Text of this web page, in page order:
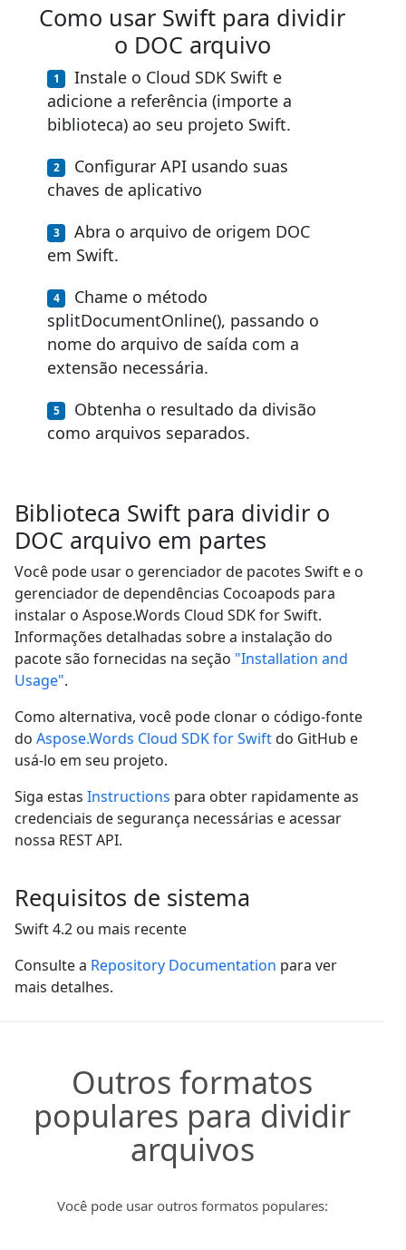
Como usar Swift para dividir
o DOC arquivo
Instale o Cloud SDK Swift e
adicione a referência (importe a
biblioteca) ao seu projeto Swift.
Configurar API usando suas
chaves de aplicativo
Abra o arquivo de origem DOC
em Swift.
Chame o método
splitDocumentOnline(), passando o
nome do arquivo de saída com a
extensão necessária.
Obtenha o resultado da divisão
como arquivos separados.
Biblioteca Swift para dividir o
DOC arquivo em partes
Você pode usar o gerenciador de pacotes Swift e o
gerenciador de dependências Cocoapods para
instalar o Aspose.Words Cloud SDK for Swift.
Informações detalhadas sobre a instalação do
pacote são fornecidas na seção "Installation and
Usage".
Como alternativa, você pode clonar o código-fonte
do Aspose.Words Cloud SDK for Swiftdo GitHub e
usá-lo em seu projeto.
Siga estas Instructions para obter rapidamente as
credenciais de segurança necessárias e acessar
nossa REST API.
Requisitos de sistema
Swift 4.2 ou mais recente
Consulte a Repository Documentation para ver
mais detalhes.
Outros formatos
populares para dividir
arquivos
Você pode usar outros formatos populares: